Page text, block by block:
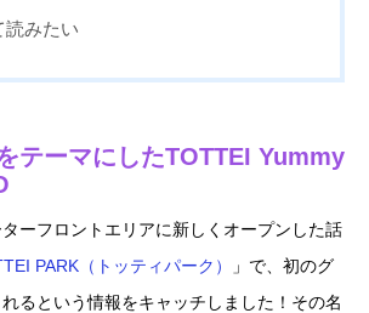
読みたい
テーマにしたTOTTEI Yummy
ーフロントエリアに新しくオープンした話
PARK（トッティパーク）
」で、初のグ
るという情報をキャッチしました！その名